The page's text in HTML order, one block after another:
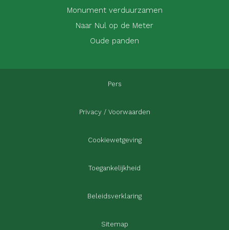
Monument verduurzamen
Naar Nul op de Meter
Oude panden
Pers
Privacy / Voorwaarden
Cookiewetgeving
Toegankelijkheid
Beleidsverklaring
Sitemap